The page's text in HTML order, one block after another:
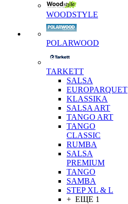
WOODSTYLE
POLARWOOD
TARKETT
SALSA
EUROPARQUET
KLASSIKA
SALSA ART
TANGO ART
TANGO
CLASSIC
RUMBA
SALSA
PREMIUM
TANGO
SAMBA
STEP XL & L
+ ЕЩЕ 1